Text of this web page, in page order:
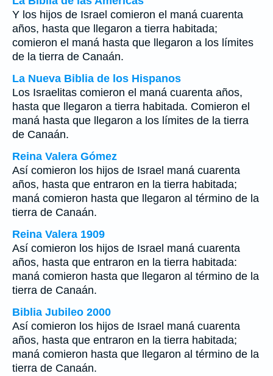
Y los hijos de Israel comieron el maná cuarenta
años, hasta que llegaron a tierra habitada;
comieron el maná hasta que llegaron a los límites
de la tierra de Canaán.
La Nueva Biblia de los Hispanos
Los Israelitas comieron el maná cuarenta años,
hasta que llegaron a tierra habitada. Comieron el
maná hasta que llegaron a los límites de la tierra
de Canaán.
Reina Valera Gómez
Así comieron los hijos de Israel maná cuarenta
años, hasta que entraron en la tierra habitada;
maná comieron hasta que llegaron al término de la
tierra de Canaán.
Reina Valera 1909
Así comieron los hijos de Israel maná cuarenta
años, hasta que entraron en la tierra habitada:
maná comieron hasta que llegaron al término de la
tierra de Canaán.
Biblia Jubileo 2000
Así comieron los hijos de Israel maná cuarenta
años, hasta que entraron en la tierra habitada;
maná comieron hasta que llegaron al término de la
tierra de Canaán.